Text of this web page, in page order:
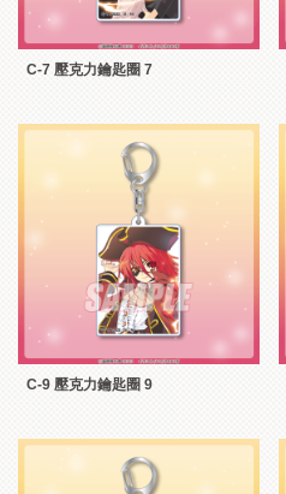
C-7 壓克力鑰匙圈 7
C-9 壓克力鑰匙圈 9